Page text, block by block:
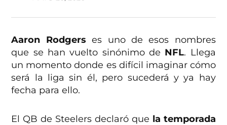
Aaron Rodgers es uno de esos nombres
que se han vuelto sinónimo de NFL. Llega
un momento donde es difícil imaginar cómo
será la liga sin él, pero sucederá y ya hay
fecha para ello.
El QB de Steelers declaró que la temporada